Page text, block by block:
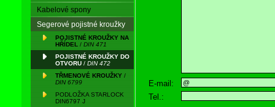
Kabelové spony
Segerové pojistné kroužky
POJISTNÉ KROUŽKY NA
HŘÍDEL / DIN 471
POJISTNÉ KROUŽKY DO
OTVORU / DIN 472
TŘMENOVÉ KROUŽKY /
DIN 6799
PODLOŽKA STARLOCK
DIN6797 J
E-mail:
Tel.: